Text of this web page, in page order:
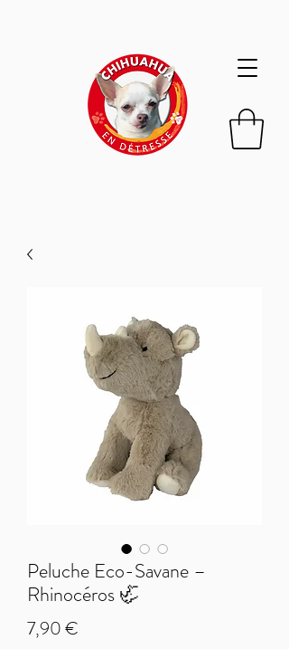
Peluche Eco-Savane –
Rhinocéros 🦏
7,90 €